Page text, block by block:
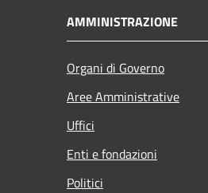
AMMINISTRAZIONE
Organi di Governo
Aree Amministrative
Uffici
Enti e fondazioni
Politici